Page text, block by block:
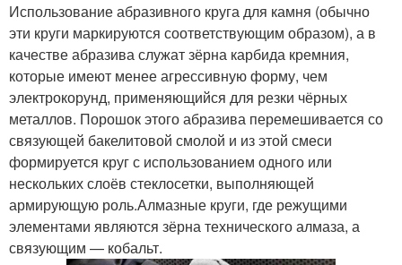
Использование абразивного круга для камня (обычно
эти круги маркируются соответствующим образом), а в
качестве абразива служат зёрна карбида кремния,
которые имеют менее агрессивную форму, чем
электрокорунд, применяющийся для резки чёрных
металлов. Порошок этого абразива перемешивается со
связующей бакелитовой смолой и из этой смеси
формируется круг с использованием одного или
нескольких слоёв стеклосетки, выполняющей
армирующую роль.Алмазные круги, где режущими
элементами являются зёрна технического алмаза, а
связующим — кобальт.